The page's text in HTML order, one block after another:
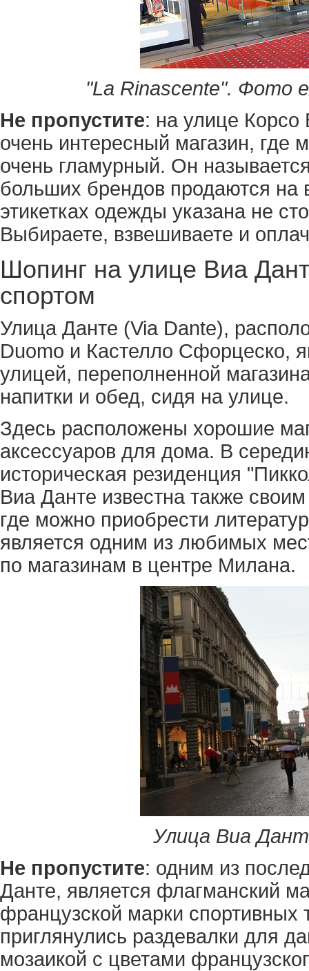
"La Rinascente". Фото
Не пропустите: на улице
очень интересный магазин, где
очень гламурный. Он
больших брендов продаются на
этикетках одежды указана не
Выбираете, взвешиваете и
Шопинг на улице Виа
спортом
Улица Данте (Via Dante),
Duomo и Кастелло Сфорцеско,
улицей, переполненной
напитки и обед, сидя на улице.
Здесь расположены хорошие
аксессуаров для дома. В
историческая резиденция
Виа Данте известна также
где можно приобрести
является одним из любимых
по магазинам в центре Милана.
Улица Виа
Не пропустите: одним из
Данте, является флагманский
французской марки
приглянулись раздевалки для
мозаикой с цветами